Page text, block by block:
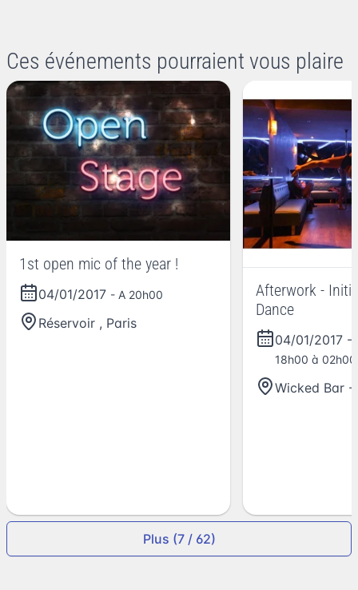
Ces événements pourraient vous plaire
1st open mic of the year !
04/01/2017 - A 20h00
Réservoir , Paris
Afterwork -
Dance
04/01/2017 -
18h00 à 02h00
Wicked Bar -
Plus (7 / 62)